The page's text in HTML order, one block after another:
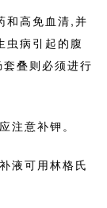
和高免血清,并
虫病引起的腹
叠则必须进行
注意补钾。
液可用林格氏